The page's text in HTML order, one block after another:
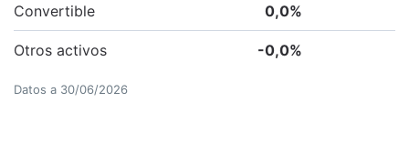
Convertible 0,0%
Otros activos -0,0%
Datos a 30/06/2026